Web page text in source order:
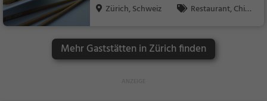
Zürich, Schweiz
Restaurant, Chine
dessen, Mittagessen,
Vegetarisch, Feuerto
pf
Mehr Gaststätten in Zürich finden